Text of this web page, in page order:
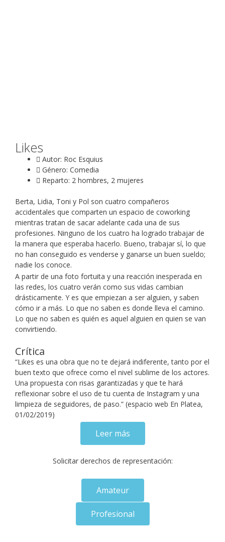
Likes
Autor: Roc Esquius
Género: Comedia
Reparto: 2 hombres, 2 mujeres
Berta, Lidia, Toni y Pol son cuatro compañeros
accidentales que comparten un espacio de coworking
mientras tratan de sacar adelante cada una de sus
profesiones. Ninguno de los cuatro ha logrado trabajar de
la manera que esperaba hacerlo. Bueno, trabajar sí, lo que
no han conseguido es venderse y ganarse un buen sueldo;
nadie los conoce.
A partir de una foto fortuita y una reacción inesperada en
las redes, los cuatro verán como sus vidas cambian
drásticamente. Y es que empiezan a ser alguien, y saben
cómo ir a más. Lo que no saben es donde lleva el camino.
Lo que no saben es quién es aquel alguien en quien se van
convirtiendo.
Crítica
“Likes es una obra que no te dejará indiferente, tanto por el
buen texto que ofrece como el nivel sublime de los actores.
Una propuesta con risas garantizadas y que te hará
reflexionar sobre el uso de tu cuenta de Instagram y una
limpieza de seguidores, de paso.” (espacio web En Platea,
01/02/2019)
Leer más
Solicitar derechos de representación:
Amateur
Profesional